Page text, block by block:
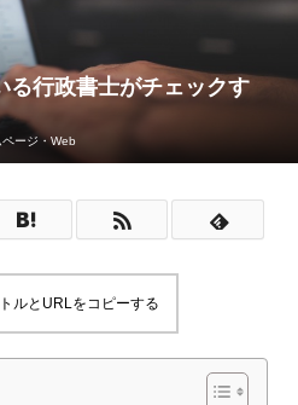
行政書士がチェックす
ページ・Web
ルとURLをコピーする